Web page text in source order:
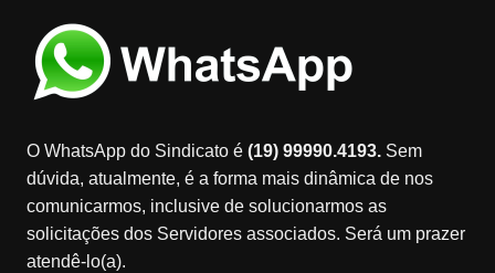
O WhatsApp do Sindicato é(19) 99990.4193.Sem
dúvida, atualmente, é a forma mais dinâmica de nos
comunicarmos, inclusive de solucionarmos as
solicitações dos Servidores associados. Será um prazer
atendê-lo(a).